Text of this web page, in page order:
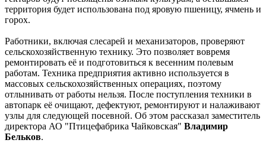
территория будет использована под яровую пшеницу, ячмень и
горох.
Работники, включая слесарей и механизаторов, проверяют
сельскохозяйственную технику. Это позволяет вовремя
ремонтировать её и подготовиться к весенним полевым
работам. Техника предприятия активно используется в
массовых сельскохозяйственных операциях, поэтому
отлынивать от работы нельзя. После поступления техники в
автопарк её очищают, дефектуют, ремонтируют и налаживают
узлы для следующей посевной. Об этом рассказал заместитель
директора АО "Птицефабрика Чайковская" Владимир
Бельков.